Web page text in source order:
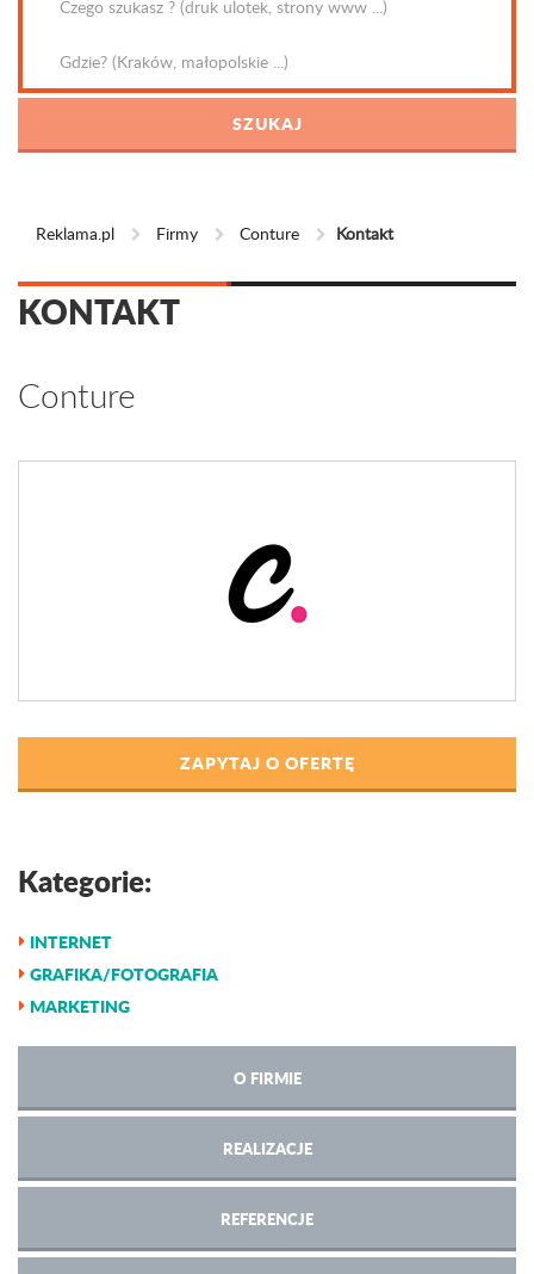
Reklama.pl Firmy Conture Kontakt
KONTAKT
Conture
ZAPYTAJ O OFERTĘ
Kategorie:
INTERNET
GRAFIKA/FOTOGRAFIA
MARKETING
O FIRMIE
REALIZACJE
REFERENCJE